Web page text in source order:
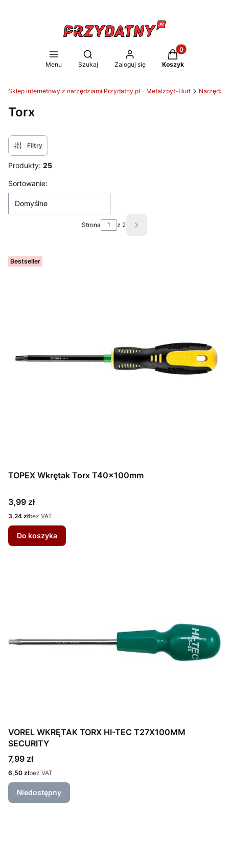
Menu
Otwórz wyszukiwarkę
Szukaj Zaloguj się
Produkty w
Koszyk
Sklep internetowy z narzędziami Przydatny.pl - Metalzbyt-Hurt
Torx
Filtry
Produkty: 25
Lista produktów
Sortowanie:
Domyślne
Strona z 2 Następne produkty
Bestseller
TOPEX Wkrętak Torx T40x100mm
Cena
3,99 zł
Cena
3,24 złbez VAT
Do koszyka
VOREL WKRĘTAK TORX HI-TEC T27X100MM
SECURITY
Cena
7,99 zł
Cena
6,50 złbez VAT
Niedostępny